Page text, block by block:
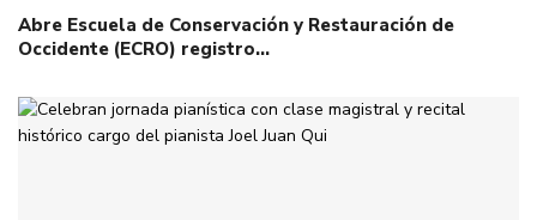
Abre Escuela de Conservación y Restauración de
Occidente (ECRO) registro…